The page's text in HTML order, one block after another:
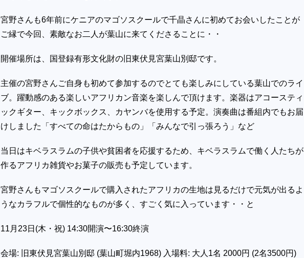
宮野さんも6年前にケニアのマゴソスクールで千晶さんに初めてお会いしたことが
ご縁で今回、素敵なお二人が葉山に来てくださることに・・
開催場所は、国登録有形文化財の旧東伏見宮葉山別邸です。
主催の宮野さんご自身も初めて参加するのでとても楽しみにしている葉山でのライ
ブ。躍動感のある楽しいアフリカン音楽を楽しんで頂けます。楽器はアコースティ
ックギター、キックボックス、カヤンバを使用する予定。演奏曲は番組内でもお届
けしました「すべての命はたからもの」「みんなで引っ張ろう」など
当日はキベラスラムの子供や貧困者を応援するため、キベラスラムで働く人たちが
作るアフリカ雑貨やお菓子の販売も予定しています。
宮野さんもマゴソスクールで購入されたアフリカの生地は見るだけで元気が出るよ
うなカラフルで個性的なものが多く、すごく気に入っています・・と
11月23日(木・祝) 14:30開演〜16:30終演
会場: 旧東伏見宮葉山別邸 (葉山町堀内1968) 入場料: 大人1名 2000円 (2名3500円)